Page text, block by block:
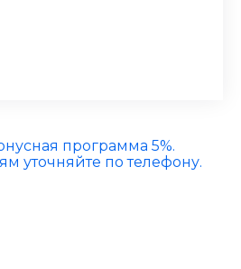
программа 5%.
уточняйте по телефону.